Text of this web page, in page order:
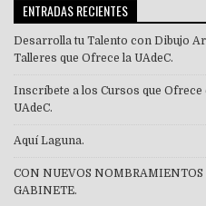
ENTRADAS RECIENTES
Desarrolla tu Talento con Dibujo
Talleres que Ofrece la UAdeC.
Inscríbete a los Cursos que Ofrece
UAdeC.
Aquí Laguna.
CON NUEVOS NOMBRAMIENTOS
GABINETE.